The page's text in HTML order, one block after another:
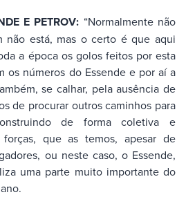
E PETROV: “Normalmente não
não está, mas o certo é que aqui
a época os golos feitos por esta
os números do Essende e por aí a
se calhar, pela ausência de
de procurar outros caminhos para
de forma coletiva e
forças, que as temos, apesar de
ou neste caso, o Essende,
uma parte muito importante do